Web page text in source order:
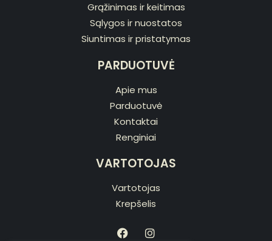
Grąžinimas ir keitimas
Sąlygos ir nuostatos
Siuntimas ir pristatymas
PARDUOTUVĖ
Apie mus
Parduotuvė
Kontaktai
Renginiai
VARTOTOJAS
Vartotojas
Krepšelis